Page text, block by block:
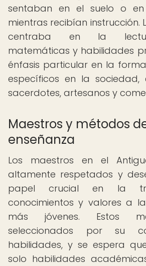
sentaban en el suelo o
mientras recibían instrucción.
centraba en la
matemáticas y habilidades
énfasis particular en la
específicos en la sociedad,
sacerdotes, artesanos y
Maestros y métodos
enseñanza
Los maestros en el
altamente respetados y
papel crucial en la
conocimientos y valores a
más jóvenes. Estos
seleccionados por su
habilidades, y se espera
solo habilidades